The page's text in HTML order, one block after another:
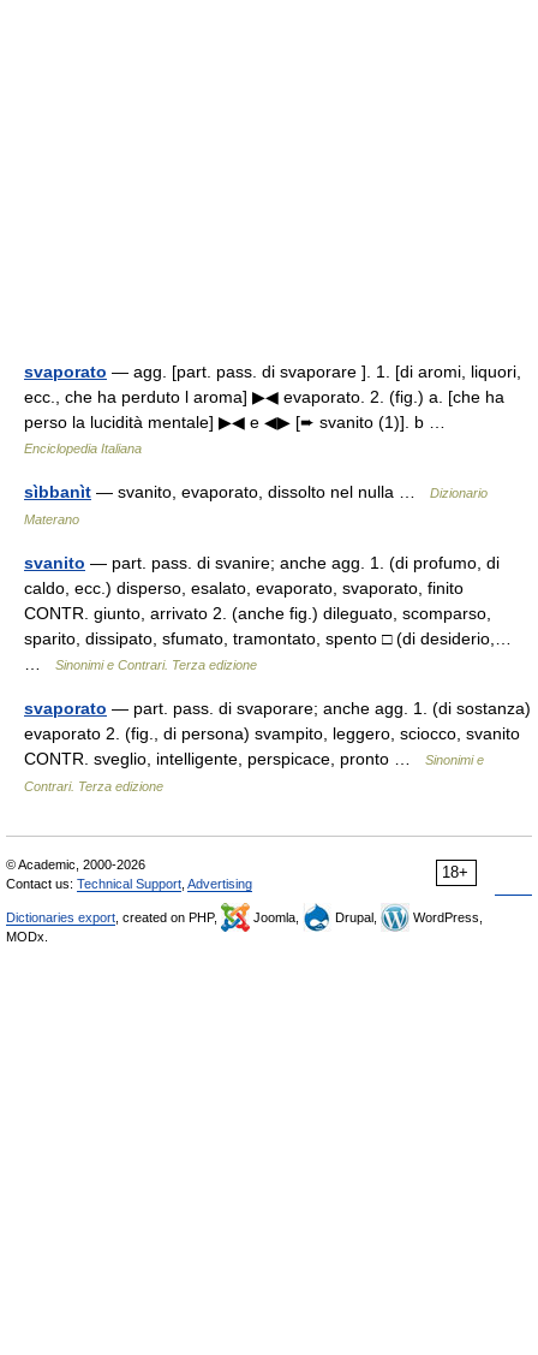
svaporato — agg. [part. pass. di svaporare ]. 1. [di aromi, liquori,
ecc., che ha perduto l aroma] ▶◀ evaporato. 2. (fig.) a. [che ha
perso la lucidità mentale] ▶◀ e ◀▶ [➨ svanito (1)]. b …
Enciclopedia Italiana
sìbbanìt — svanito, evaporato, dissolto nel nulla …
Dizionario
Materano
svanito — part. pass. di svanire; anche agg. 1. (di profumo, di
caldo, ecc.) disperso, esalato, evaporato, svaporato, finito
CONTR. giunto, arrivato 2. (anche fig.) dileguato, scomparso,
sparito, dissipato, sfumato, tramontato, spento □ (di desiderio,…
Sinonimi e Contrari. Terza edizione
svaporato — part. pass. di svaporare; anche agg. 1. (di sostanza)
evaporato 2. (fig., di persona) svampito, leggero, sciocco, svanito
CONTR. sveglio, intelligente, perspicace, pronto …
Sinonimi e
Contrari. Terza edizione
18+
© Academic, 2000-2026
Contact us: Technical Support Advertising
Dictionaries export , created on PHP, Joomla, Drupal,
WordPress,
MODx.